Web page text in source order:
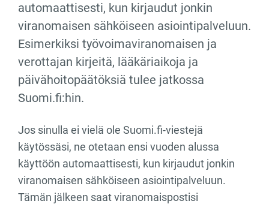
automaattisesti, kun kirjaudut jonkin
viranomaisen sähköiseen asiointipalveluun.
Esimerkiksi työvoimaviranomaisen ja
verottajan kirjeitä, lääkäriaikoja ja
päivähoitopäätöksiä tulee jatkossa
Suomi.fi:hin.
Jos sinulla ei vielä ole Suomi.fi-viestejä
käytössäsi, ne otetaan ensi vuoden alussa
käyttöön automaattisesti, kun kirjaudut jonkin
viranomaisen sähköiseen asiointipalveluun.
Tämän jälkeen saat viranomaispostisi